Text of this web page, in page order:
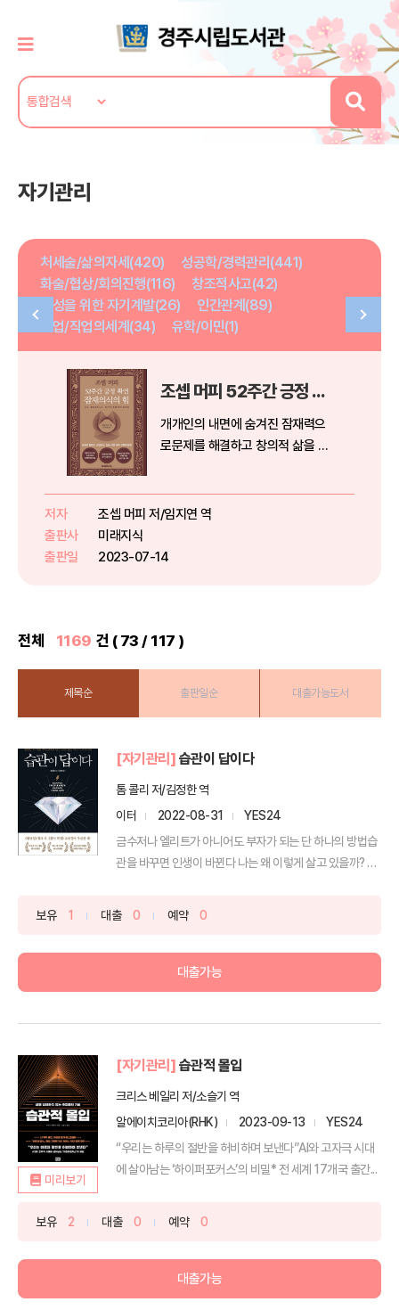
자기관리
처세술/삶의자세(420)
성공학/경력관리(441)
화술/협상/회의진행(116)
창조적사고(42)
여성을 위한 자기계발(26)
인간관계(89)
취업/직업의세계(34)
유학/이민(1)
조셉 머피 52주간 긍정 확언 잠재의식의 힘
개개인의 내면에 숨겨진 잠재력으
로문제를 해결하고 창의적 삶을 사
한 세계적인 권위자이다. 그는 자기
공, 부와 풍요, 인간의 잠...
저자
조셉 머피 저/임지연 역
출판사
미래지식
출판일
2023-07-14
전체 1169 건 ( 73 / 117 )
제목순 출판일순 대출가능도서
[자기관리] 습관이 답이다
톰 콜리 저/김정한 역
이터
2022-08-31
YES24
금수저나 엘리트가 아니어도 부자가 되는 단 하나의 방법습
관을 바꾸면 인생이 바뀐다 나는 왜 이렇게 살고 있을까? 금
보유 1 대출 0 예약 0
대출가능
미리보기
[자기관리] 습관적 몰입
크리스 베일리 저/소슬기 역
알에이치코리아(RHK)
2023-09-13
YES24
“우리는 하루의 절반을 허비하며 보낸다”AI와 고자극 시대
에 살아남는 ‘하이퍼포커스’의 비밀* 전 세계 17개국 출간...
보유 2 대출 0 예약 0
대출가능